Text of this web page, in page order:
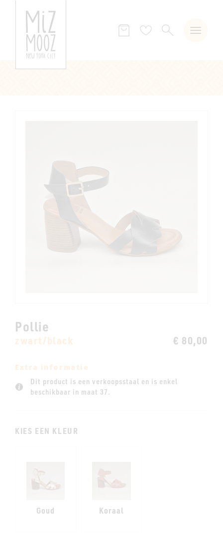
Verlanglijst
ZOEKEN
Pollie
zwart/black € 80,00
Extra informatie
Dit product is een verkoopsstaal en is enkel
beschikbaar in maat 37.
KIES EEN KLEUR
Goud Koraal